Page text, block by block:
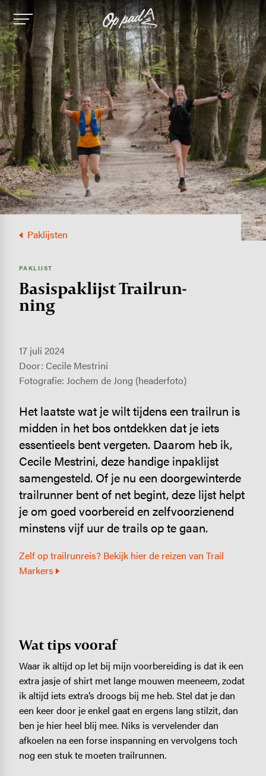
Image
Paklijsten
PAKLIJST
Basis­pak­lijst Trail­run­
ning
17 juli 2024
Door: Cecile Mestrini
Fotografie: Jochem de Jong (headerfoto)
Het laatste wat je wilt tijdens een trailrun is
midden in het bos ontdekken dat je iets
essentieels bent vergeten. Daarom heb ik,
Cecile Mestrini, deze handige inpaklijst
samengesteld. Of je nu een doorgewinterde
trailrunner bent of net begint, deze lijst helpt
je om goed voorbereid en zelfvoorzienend
minstens vijf uur de trails op te gaan.
Zelf op trailrunreis? Bekijk hier de reizen van Trail
Markers
Wat tips vooraf
Waar ik altijd op let bij mijn voorbereiding is dat ik een
extra jasje of shirt met lange mouwen meeneem, zodat
ik altijd iets extra’s droogs bij me heb. Stel dat je dan
een keer door je enkel gaat en ergens lang stilzit, dan
ben je hier heel blij mee. Niks is vervelender dan
afkoelen na een forse inspanning en vervolgens toch
nog een stuk te moeten trailrunnen.